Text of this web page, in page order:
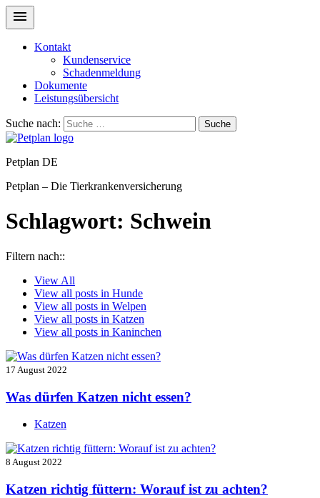
Kontakt
Kundenservice
Schadenmeldung
Dokumente
Leistungsübersicht
Suche nach: Suche
Petplan DE
Petplan – Die Tierkrankenversicherung
Schlagwort: Schwein
Filtern nach::
View All
View all posts in Hunde
View all posts in Welpen
View all posts in Katzen
View all posts in Kaninchen
17 August 2022
Was dürfen Katzen nicht essen?
Katzen
8 August 2022
Katzen richtig füttern: Worauf ist zu achten?